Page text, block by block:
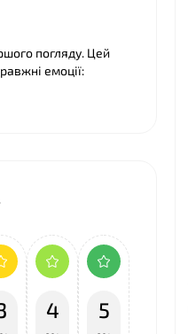
погляду. Цей
емоції:
4 5